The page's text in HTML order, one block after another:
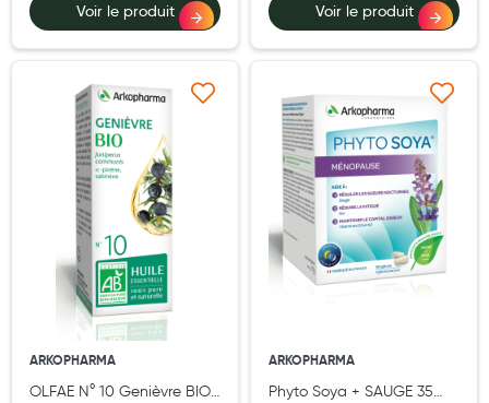
Aromathérapie
Phytothérapie
Régimes médicaux
Gemmothérapie
Confiserie
Voies respiratoires
Oligothérapie
Compléments alimentaires
Voir le produit Voir le produit
ARKOPHARMA
OLFAE N° 10 Genièvre BIO
Ajouter à ma liste d’envie
ARKOPHARMA
Phyto Soya + SAUGE 35
Ajouter à ma liste